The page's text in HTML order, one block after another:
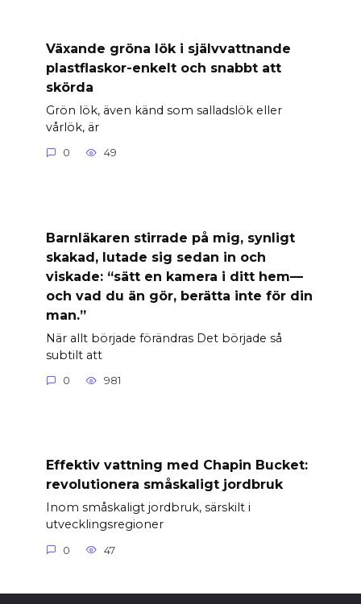
Växande gröna lök i självvattnande
plastflaskor-enkelt och snabbt att
skörda
Grön lök, även känd som salladslök eller
vårlök, är
0 49
Barnläkaren stirrade på mig, synligt
skakad, lutade sig sedan in och
viskade: “sätt en kamera i ditt hem—
och vad du än gör, berätta inte för din
man.”
När allt började förändras Det började så
subtilt att
0 981
Effektiv vattning med Chapin Bucket:
revolutionera småskaligt jordbruk
Inom småskaligt jordbruk, särskilt i
utvecklingsregioner
0 47